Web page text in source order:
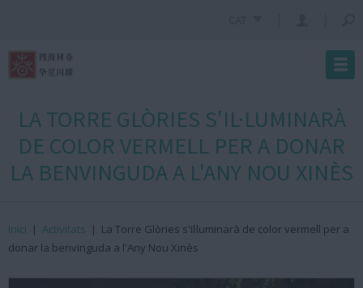
LA TORRE GLÒRIES S'IL·LUMINARÀ
DE COLOR VERMELL PER A DONAR
LA BENVINGUDA A L'ANY NOU XINÈS
Inici | Activitats | La Torre Glòries s'il·luminarà de color vermell per a
donar la benvinguda a l'Any Nou Xinès